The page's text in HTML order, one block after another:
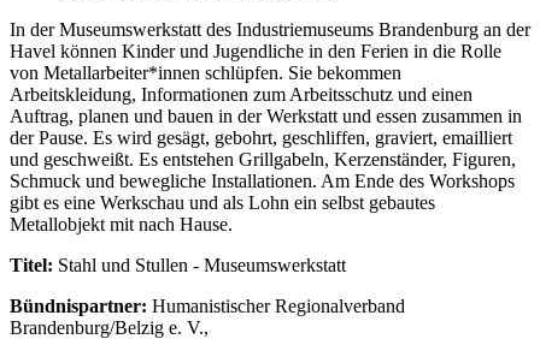
In der Museumswerkstatt des Industriemuseums Brandenburg an der
Havel können Kinder und Jugendliche in den Ferien in die Rolle
von Metallarbeiter*innen schlüpfen. Sie bekommen
Arbeitskleidung, Informationen zum Arbeitsschutz und einen
Auftrag, planen und bauen in der Werkstatt und essen zusammen in
der Pause. Es wird gesägt, gebohrt, geschliffen, graviert, emailliert
und geschweißt. Es entstehen Grillgabeln, Kerzenständer, Figuren,
Schmuck und bewegliche Installationen. Am Ende des Workshops
gibt es eine Werkschau und als Lohn ein selbst gebautes
Metallobjekt mit nach Hause.
Titel: Stahl und Stullen - Museumswerkstatt
Bündnispartner: Humanistischer Regionalverband
Brandenburg/Belzig e. V.,